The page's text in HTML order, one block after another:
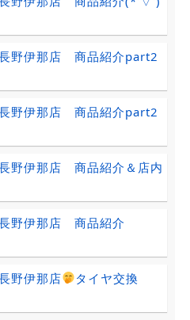
野伊那店 商品紹介part2
野伊那店 商品紹介part2
野伊那店 商品紹介＆店内
野伊那店 商品紹介
野伊那店 タイヤ交換